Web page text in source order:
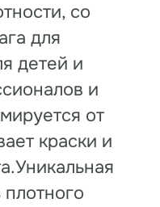
со
для
детей и
и
от
краски и